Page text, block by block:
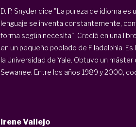
D. P. Snyder dice "La pureza de idioma
lenguaje se inventa constantemente,
forma según necesita". Creció en una
en un pequeño poblado de Filadelphia.
la Universidad de Yale. Obtuvo un
Sewanee. Entre los años 1989 y 2000,
Irene Vallejo